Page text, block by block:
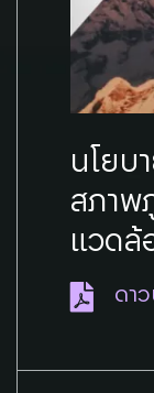
นโยบ
สภาพ
แวดล้
ดา